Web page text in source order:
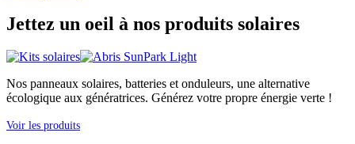
Jettez un oeil à nos produits solaires
Nos panneaux solaires, batteries et onduleurs, une alternative
écologique aux génératrices. Générez votre propre énergie verte !
Voir les produits